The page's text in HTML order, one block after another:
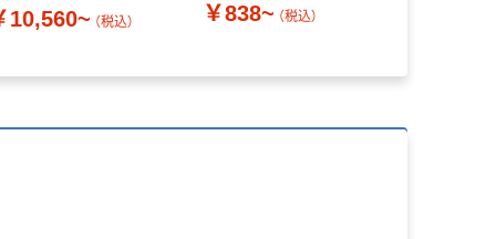
10,560~ （税込） ￥838~ （税込）